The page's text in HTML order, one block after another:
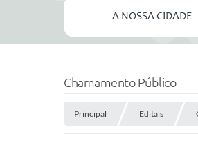
A NOSSA CIDADE
Chamamento Público
Principal Editais